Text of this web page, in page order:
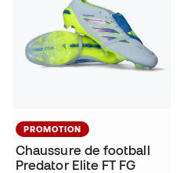
PROMOTION
Chaussure de football
Predator Elite FT FG